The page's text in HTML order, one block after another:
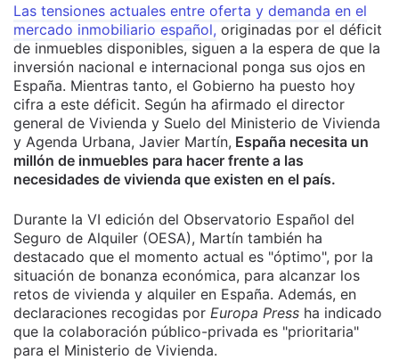
Las tensiones actuales entre oferta y demanda en el
mercado inmobiliario español, originadas por el déficit
de inmuebles disponibles, siguen a la espera de que la
inversión nacional e internacional ponga sus ojos en
España. Mientras tanto, el Gobierno ha puesto hoy
cifra a este déficit. Según ha afirmado el director
general de Vivienda y Suelo del Ministerio de Vivienda
y Agenda Urbana, Javier Martín, España necesita un
millón de inmuebles para hacer frente a las
necesidades de vivienda que existen en el país.
Durante la VI edición del Observatorio Español del
Seguro de Alquiler (OESA), Martín también ha
destacado que el momento actual es "óptimo", por la
situación de bonanza económica, para alcanzar los
retos de vivienda y alquiler en España. Además, en
declaraciones recogidas por Europa Press ha indicado
que la colaboración público-privada es "prioritaria"
para el Ministerio de Vivienda.